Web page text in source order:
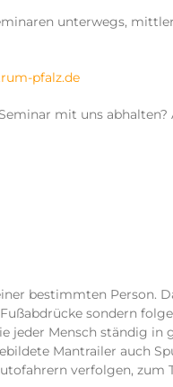
unterwegs,
pfalz.de
mit uns
bestimmten Person.
sondern
jeder Mensch ständig in
Mantrailer auch
verfolgen, zum